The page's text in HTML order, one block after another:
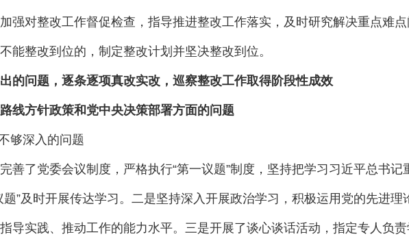
强对整改工作督促检查，指导推进整改工作落实，及时研究解决重点难
能整改到位的，制定整改计划并坚决整改到位。
的问题，逐条逐项真改实改，巡察整改工作取得阶段性成效
线方针政策和党中央决策部署方面的问题
深入的问题
了党委会议制度，严格执行“第一议题”制度，坚持把学习习近平总书记
题”及时开展传达学习。二是坚持深入开展政治学习，积极运用党的先进
导实践、推动工作的能力水平。三是开展了谈心谈话活动，指定专人负